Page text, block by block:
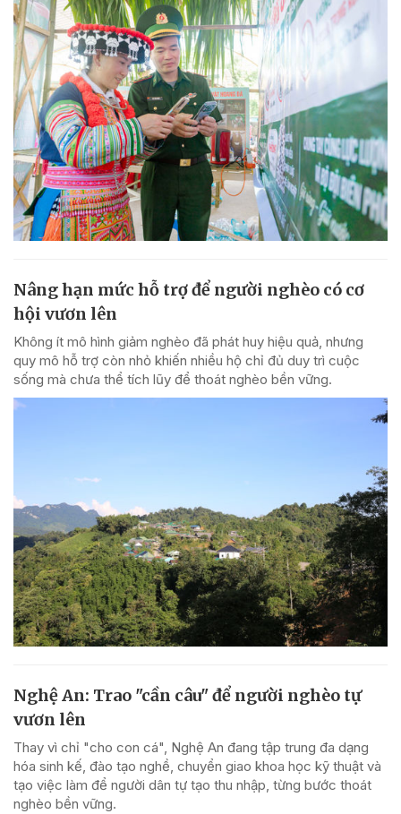
Nâng hạn mức hỗ trợ để người nghèo có cơ
hội vươn lên
Không ít mô hình giảm nghèo đã phát huy hiệu quả, nhưng
quy mô hỗ trợ còn nhỏ khiến nhiều hộ chỉ đủ duy trì cuộc
sống mà chưa thể tích lũy để thoát nghèo bền vững.
Nghệ An: Trao "cần câu" để người nghèo tự
vươn lên
Thay vì chỉ "cho con cá", Nghệ An đang tập trung đa dạng
hóa sinh kế, đào tạo nghề, chuyển giao khoa học kỹ thuật và
tạo việc làm để người dân tự tạo thu nhập, từng bước thoát
nghèo bền vững.